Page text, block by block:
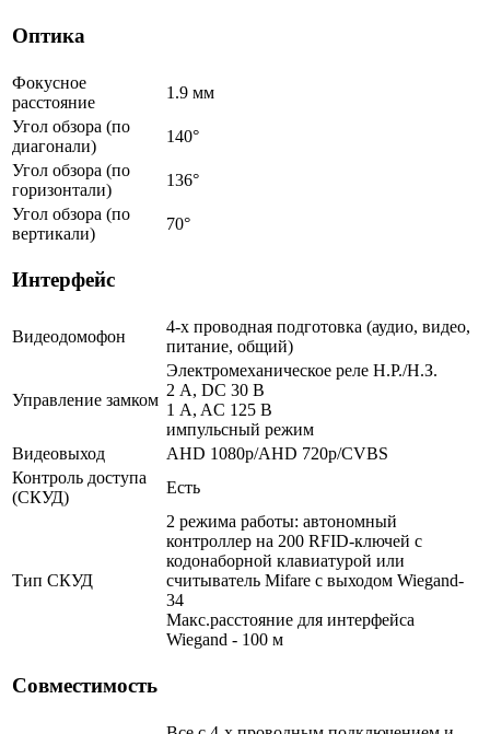
Оптика
Фокусное
расстояние
1.9 мм
Угол обзора (по
диагонали)
140°
Угол обзора (по
горизонтали)
136°
Угол обзора (по
вертикали)
70°
Интерфейс
Видеодомофон
4-х проводная подготовка (аудио, видео,
питание, общий)
Управление замком
Электромеханическое реле Н.Р./Н.З.
2 A, DC 30 В
1 A, AC 125 В
импульсный режим
Видеовыход
AHD 1080p/AHD 720p/CVBS
Контроль доступа
(СКУД)
Есть
Тип СКУД
2 режима работы: автономный
контроллер на 200 RFID-ключей с
кодонаборной клавиатурой или
считыватель Mifare c выходом Wiegand-
34
Макс.расстояние для интерфейса
Wiegand - 100 м
Совместимость